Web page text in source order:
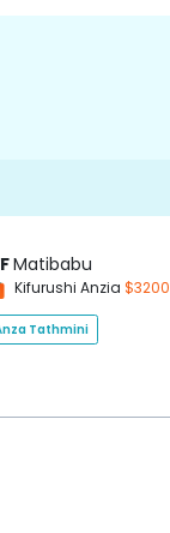
Matibabu
Kifurushi Anzia $3200
Tathmini